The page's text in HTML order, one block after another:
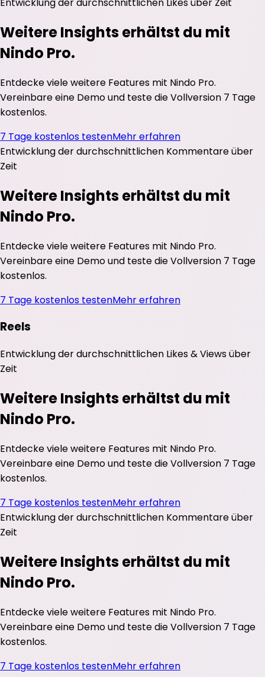
Weitere Insights erhältst du mit
Nindo Pro.
Entdecke viele weitere Features mit Nindo Pro.
Vereinbare eine Demo und teste die Vollversion 7 Tage
kostenlos.
7 Tage kostenlos testenMehr erfahren
Entwicklung der durchschnittlichen Kommentareüber
Zeit
Weitere Insights erhältst du mit
Nindo Pro.
Entdecke viele weitere Features mit Nindo Pro.
Vereinbare eine Demo und teste die Vollversion 7 Tage
kostenlos.
7 Tage kostenlos testenMehr erfahren
Reels
Entwicklung der durchschnittlichen Likes&Viewsüber
Zeit
Weitere Insights erhältst du mit
Nindo Pro.
Entdecke viele weitere Features mit Nindo Pro.
Vereinbare eine Demo und teste die Vollversion 7 Tage
kostenlos.
7 Tage kostenlos testenMehr erfahren
Entwicklung der durchschnittlichen Kommentareüber
Zeit
Weitere Insights erhältst du mit
Nindo Pro.
Entdecke viele weitere Features mit Nindo Pro.
Vereinbare eine Demo und teste die Vollversion 7 Tage
kostenlos.
7 Tage kostenlos testenMehr erfahren